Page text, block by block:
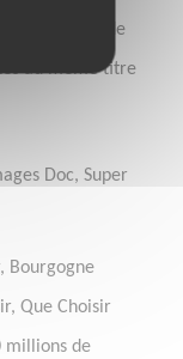
l’offre de
au même titre
Doc, Super
Bourgogne
Que Choisir
millions de